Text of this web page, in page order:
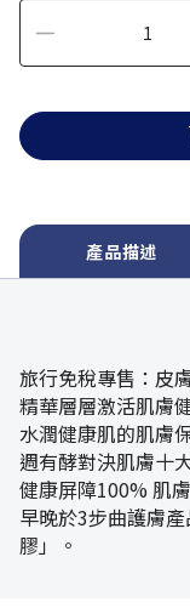
產品描述
旅行免稅專售：皮
精華層層激活肌膚
水潤健康肌的肌膚
週有酵對決肌膚十
健康屏障100% 肌
早晚於3步曲護膚
膠」。